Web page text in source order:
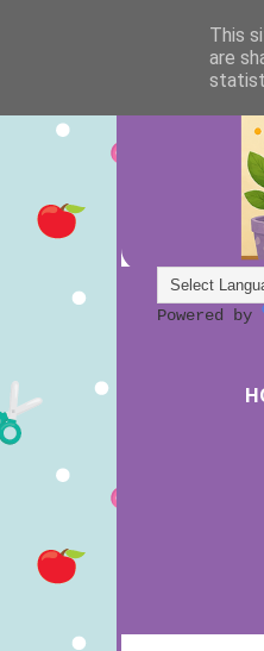
Powered by
This
are